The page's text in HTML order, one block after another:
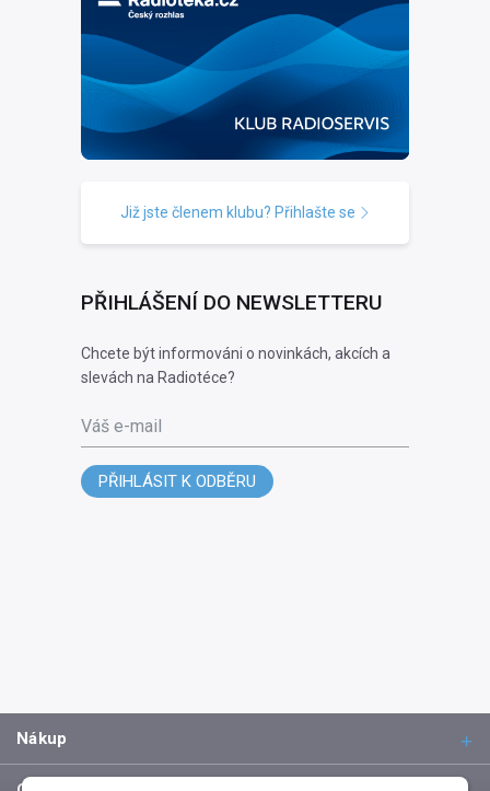
Již jste členem klubu? Přihlašte se
PŘIHLÁŠENÍ DO NEWSLETTERU
Chcete být informováni o novinkách, akcích a
slevách na Radiotéce?
Váš e-mail
PŘIHLÁSIT K ODBĚRU
Nákup